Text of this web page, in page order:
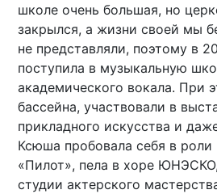
школе очень большая, но
закрылся, а жизни своей мы
не представляли, поэтому в
поступила в музыкальную
академического вокала. При
бассейна, участвовали в
прикладного искусства и
Ксюша пробовала себя в
«Пилот», пела в хоре
студии актерского